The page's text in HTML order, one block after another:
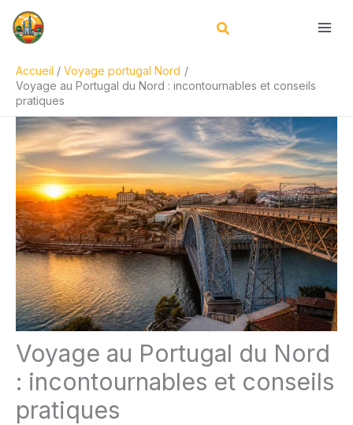
Accueil
Voyage portugal Nord
Voyage au Portugal du Nord : incontournables et conseils
pratiques
Voyage au Portugal du Nord
: incontournables et conseils
pratiques
Rechercher